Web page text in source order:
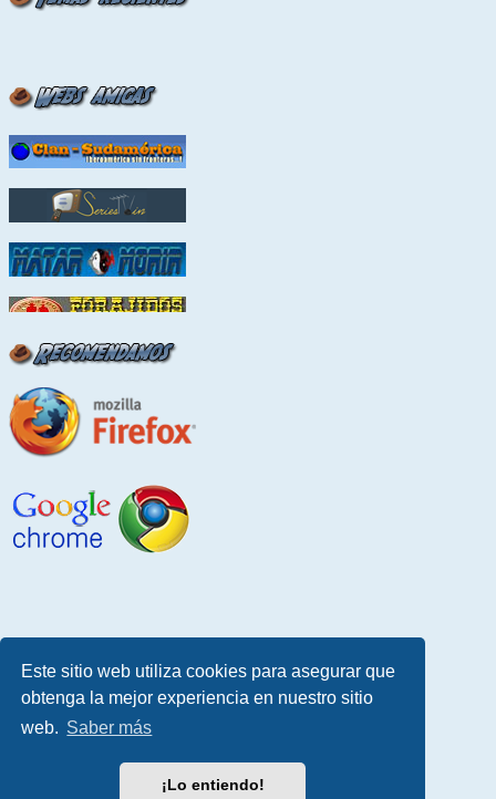
Este sitio web utiliza cookies para asegurar que
obtenga la mejor experiencia en nuestro sitio
web. Saber más
¡Lo entiendo!